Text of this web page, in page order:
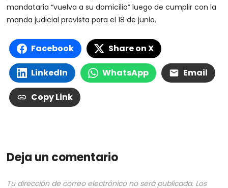
mandataria “vuelva a su domicilio” luego de cumplir con la
manda judicial prevista para el 18 de junio.
Facebook Share on X
LinkedIn WhatsApp Email
Copy Link
Deja un comentario
Tu dirección de correo electrónico no será publicada. Los